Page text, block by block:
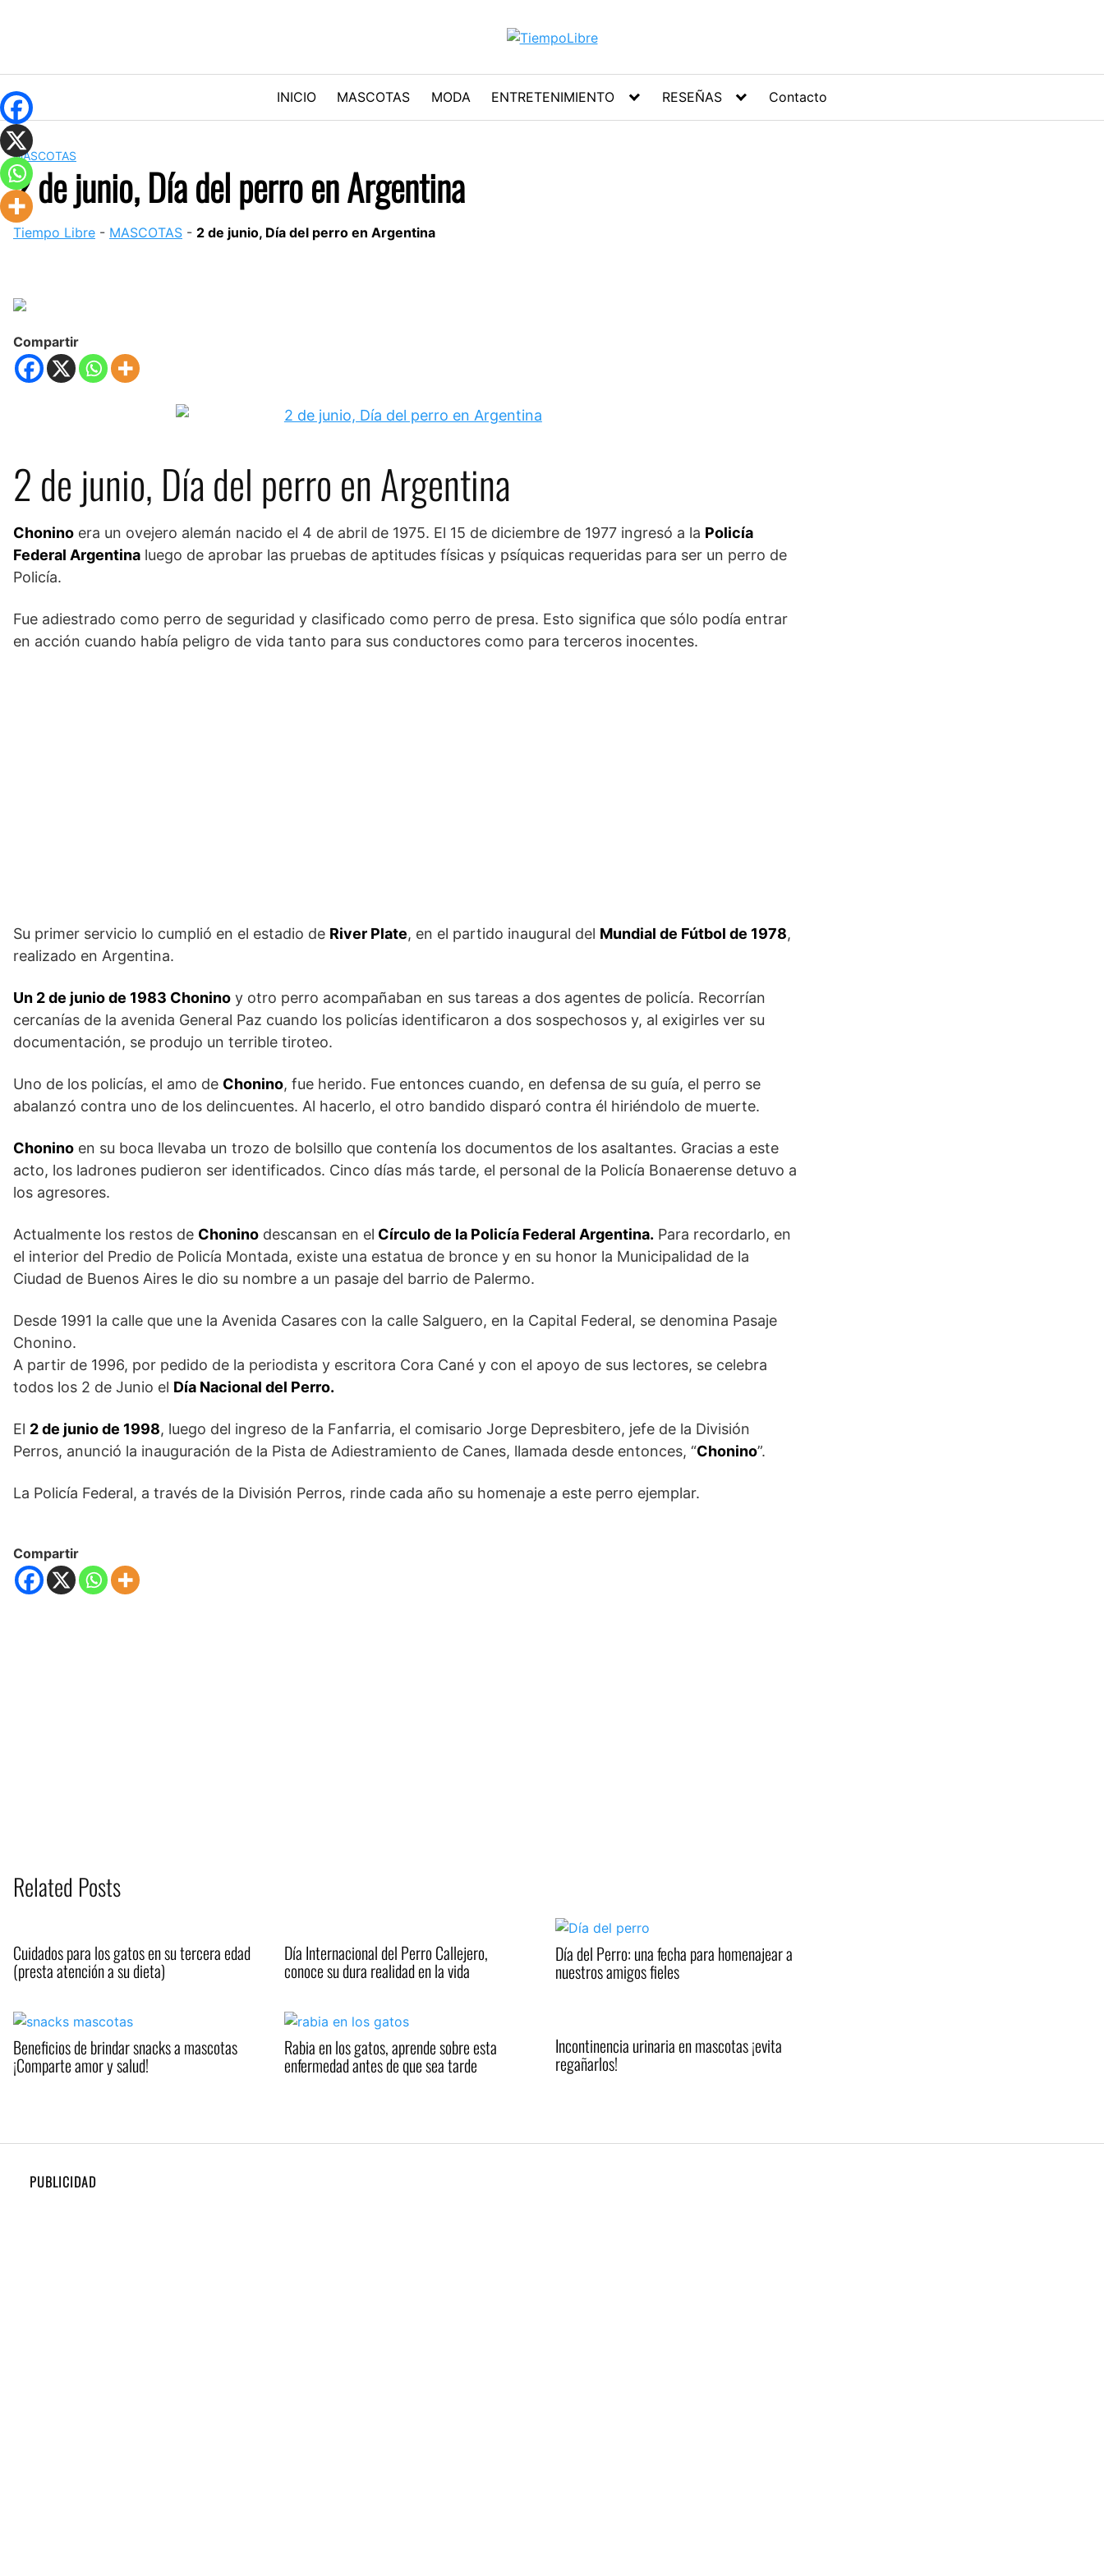
INICIO MASCOTAS MODA ENTRETENIMIENTO RESEÑAS Contacto
MASCOTAS
2 de junio, Día del perro en Argentina
Tiempo Libre - MASCOTAS - 2 de junio, Día del perro en Argentina
Compartir
2 de junio, Día del perro en Argentina
Chonino era un ovejero alemán nacido el 4 de abril de 1975. El 15 de diciembre de 1977 ingresó a la Policía
Federal Argentina luego de aprobar las pruebas de aptitudes físicas y psíquicas requeridas para ser un perro de
Policía.
Fue adiestrado como perro de seguridad y clasificado como perro de presa. Esto significa que sólo podía entrar
en acción cuando había peligro de vida tanto para sus conductores como para terceros inocentes.
Su primer servicio lo cumplió en el estadio de River Plate, en el partido inaugural del Mundial de Fútbol de 1978,
realizado en Argentina.
Un 2 de junio de 1983 Chonino y otro perro acompañaban en sus tareas a dos agentes de policía. Recorrían
cercanías de la avenida General Paz cuando los policías identificaron a dos sospechosos y, al exigirles ver su
documentación, se produjo un terrible tiroteo.
Uno de los policías, el amo de Chonino, fue herido. Fue entonces cuando, en defensa de su guía, el perro se
abalanzó contra uno de los delincuentes. Al hacerlo, el otro bandido disparó contra él hiriéndolo de muerte.
Chonino en su boca llevaba un trozo de bolsillo que contenía los documentos de los asaltantes. Gracias a este
acto, los ladrones pudieron ser identificados. Cinco días más tarde, el personal de la Policía Bonaerense detuvo a
los agresores.
Actualmente los restos de Chonino descansan en el Círculo de la Policía Federal Argentina. Para recordarlo, en
el interior del Predio de Policía Montada, existe una estatua de bronce y en su honor la Municipalidad de la
Ciudad de Buenos Aires le dio su nombre a un pasaje del barrio de Palermo.
Desde 1991 la calle que une la Avenida Casares con la calle Salguero, en la Capital Federal, se denomina Pasaje
Chonino.
A partir de 1996, por pedido de la periodista y escritora Cora Cané y con el apoyo de sus lectores, se celebra
todos los 2 de Junio el Día Nacional del Perro.
El 2 de junio de 1998, luego del ingreso de la Fanfarria, el comisario Jorge Depresbitero, jefe de la División
Perros, anunció la inauguración de la Pista de Adiestramiento de Canes, llamada desde entonces, “Chonino”.
La Policía Federal, a través de la División Perros, rinde cada año su homenaje a este perro ejemplar.
Compartir
Related Posts
Cuidados para los gatos en su tercera edad
(presta atención a su dieta)
Día Internacional del Perro Callejero,
conoce su dura realidad en la vida
Día del Perro: una fecha para homenajear a
nuestros amigos fieles
Beneficios de brindar snacks a mascotas
¡Comparte amor y salud!
Rabia en los gatos, aprende sobre esta
enfermedad antes de que sea tarde
Incontinencia urinaria en mascotas ¡evita
regañarlos!
PUBLICIDAD